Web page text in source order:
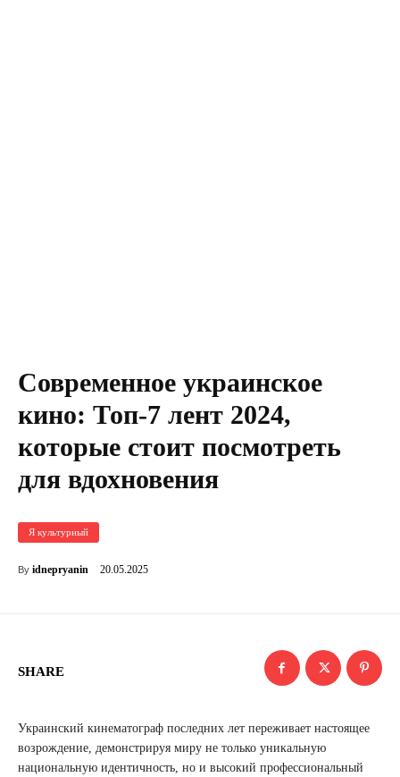
Современное украинское
кино: Топ-7 лент 2024,
которые стоит посмотреть
для вдохновения
Я культурный
By idnepryanin 20.05.2025
SHARE
Украинский кинематограф последних лет переживает настоящее
возрождение, демонстрируя миру не только уникальную
национальную идентичность, но и высокий профессиональный